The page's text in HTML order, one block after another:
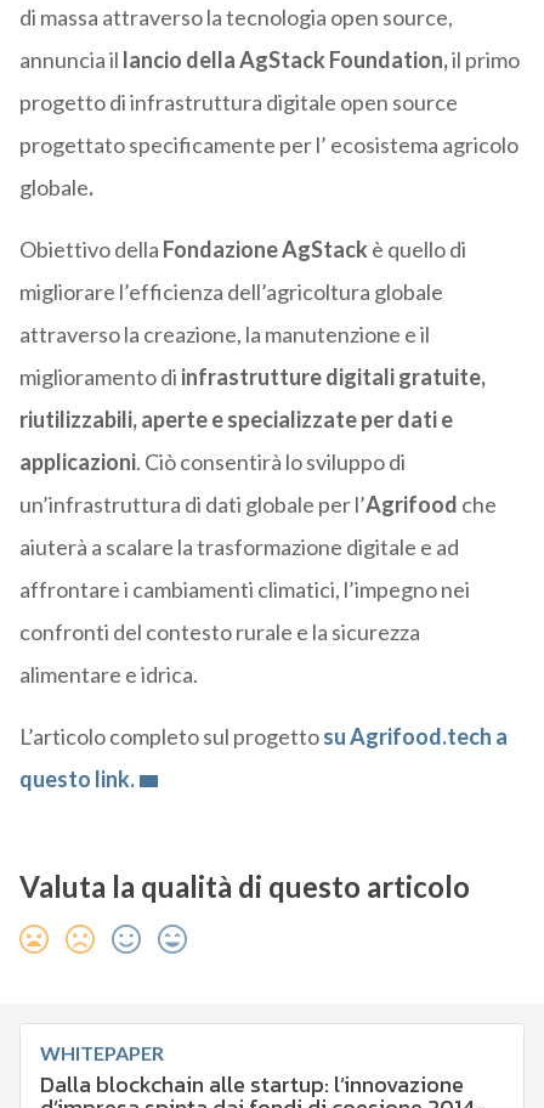
di massa attraverso la tecnologia open source,
annuncia il lancio della AgStack Foundation,il primo
progetto di infrastruttura digitale open source
progettato specificamente per l’ ecosistema agricolo
globale.
Obiettivo della Fondazione AgStackè quello di
migliorare l’efficienza dell’agricoltura globale
attraverso la creazione, la manutenzione e il
miglioramento di infrastrutture digitali gratuite,
riutilizzabili, aperte e specializzate per dati e
applicazioni. Ciò consentirà lo sviluppo di
un’infrastruttura di dati globale per l’Agrifood che
aiuterà a scalare la trasformazione digitale e ad
affrontare i cambiamenti climatici, l’impegno nei
confronti del contesto rurale e la sicurezza
alimentare e idrica.
L’articolo completo sul progettosu Agrifood.tech a
questo link.
Valuta la qualità di questo articolo
WHITEPAPER
Dalla blockchain alle startup: l’innovazione